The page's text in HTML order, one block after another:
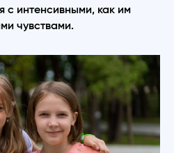
с интенсивными, как им
чувствами.